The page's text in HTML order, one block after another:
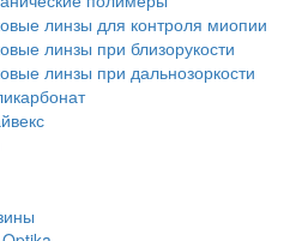
линзы для контроля миопии
линзы при близорукости
линзы при дальнозоркости